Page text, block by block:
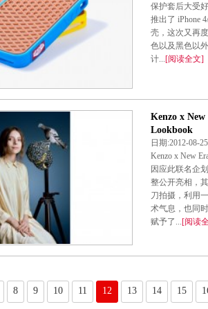
保护套后大受
推出了 iPhone
壳，这次又再
色以及黑色以
计... [阅读全文]
Kenzo x
Lookbook
日期:2012-
Kenzo x New
因应此联名企
整公开亮相，
刀拍摄，利用
术气息，也同
赋予了... [阅读
8 9 10 11 12 13 14 15